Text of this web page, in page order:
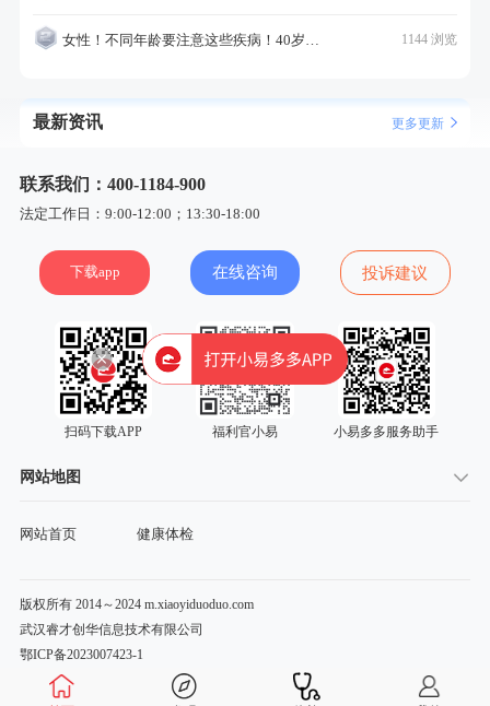
女性！不同年龄要注意这些疾病！40岁的这个疾病最需要注意！ 1144 浏览
最新资讯 更多更新
联系我们：400-1184-900
法定工作日：9:00-12:00；13:30-18:00
下载app 在线咨询 投诉建议
扫码下载APP 福利官小易 小易多多服务助手
网站地图
网站首页 健康体检
版权所有 2014～2024 m.xiaoyiduoduo.com
武汉睿才创华信息技术有限公司
鄂ICP备2023007423-1